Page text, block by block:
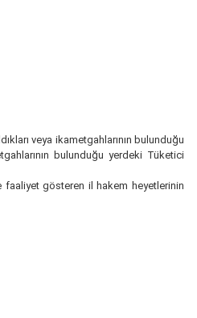
veya ikametgahlarının bulunduğu
bulunduğu yerdeki Tüketici
faaliyet gösteren il hakem heyetlerinin